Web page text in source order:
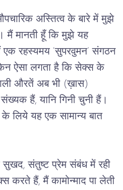
अस्तित्व के बारे में मुझे
मैं मानती हूँ कि मुझे यह
एक रहस्यमय ‘सुपरवुमन’ संगठन
ऐसा लगता है कि सेक्स के
औरतें अब भी (ख़ास)
संख्यक हैं, यानि गिनी चुनी हैं।
लिये यह एक सामान्य बात
संतुष्ट प्रेम संबंध में रही
करते हैं, मैं कामोन्माद पा लेती